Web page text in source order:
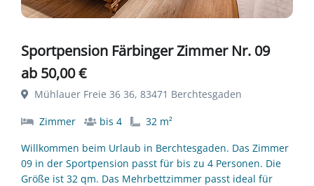
Sportpension Färbinger Zimmer Nr. 09
ab 50,00 €
Mühlauer Freie 36 36, 83471 Berchtesgaden
Zimmer bis 4
32 m²
Willkommen beim Urlaub in Berchtesgaden. Das Zimmer
09 in der Sportpension passt für bis zu 4 Personen. Die
Größe ist 32 qm. Das Mehrbettzimmer passt ideal für